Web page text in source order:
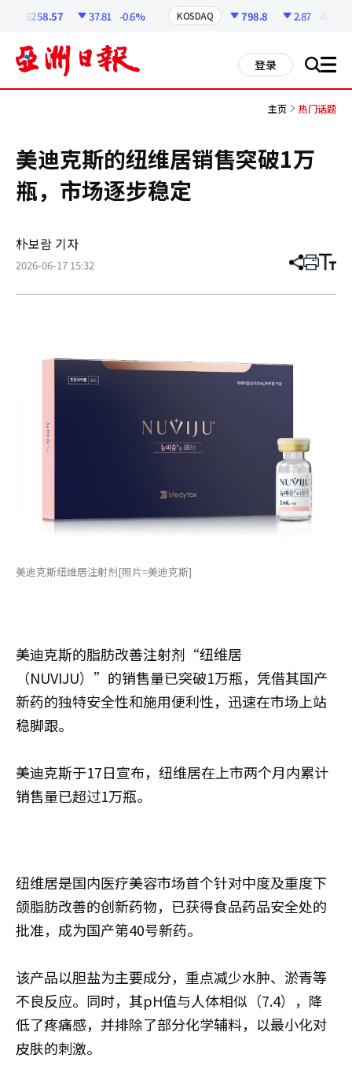
6258.57 37.81 -0.6% KOSDAQ 798.8 2.87 -0.36%
登录 搜 all
主页 热门话题
美迪克斯的纽维居销售突破1万
瓶，市场逐步稳定
朴보람 기자
2026-06-17 15:32 分
章
打 调
小
美迪克斯纽维居注射剂[照片=美迪克斯]
美迪克斯的脂肪改善注射剂“纽维居
（NUVIJU）”的销售量已突破1万瓶，凭借其国产
新药的独特安全性和施用便利性，迅速在市场上站
稳脚跟。
美迪克斯于17日宣布，纽维居在上市两个月内累计
销售量已超过1万瓶。
纽维居是国内医疗美容市场首个针对中度及重度下
颌脂肪改善的创新药物，已获得食品药品安全处的
批准，成为国产第40号新药。
该产品以胆盐为主要成分，重点减少水肿、淤青等
不良反应。同时，其pH值与人体相似（7.4），降
低了疼痛感，并排除了部分化学辅料，以最小化对
皮肤的刺激。